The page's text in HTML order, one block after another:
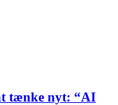
tænke nyt: “AI